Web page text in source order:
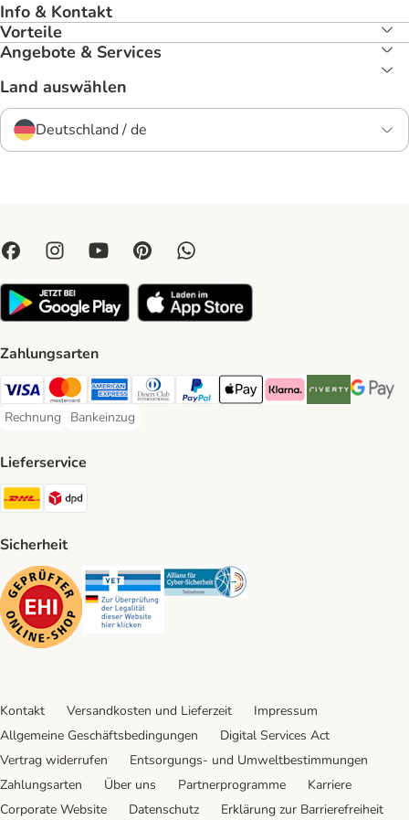
Info & Kontakt
Vorteile
Angebote & Services
Land auswählen
Deutschland / de
Zahlungsarten
Visa Payment Method
Mastercard Payment Method
American Express Payment Method
Diners Club Payment Method
PayPal Payment Method
Apple Pay Payment Method
Klarna Payment Method
Riverty Payment
Google
Rechnung
Rechnung Payment Method
Bankeinzug
Bankeinzug Payment Method
Lieferservice
DHL Shipping Method
Sicherheit
Security Security Security
Kontakt Versandkosten und Lieferzeit
Impressum
Allgemeine Geschäftsbedingungen
Digital Services Act
Vertrag widerrufen
Entsorgungs- und Umweltbestimmungen
Zahlungsarten
Über uns Partnerprogramme
Karriere
Corporate Website
Datenschutz Erklärung zur Barrierefreiheit